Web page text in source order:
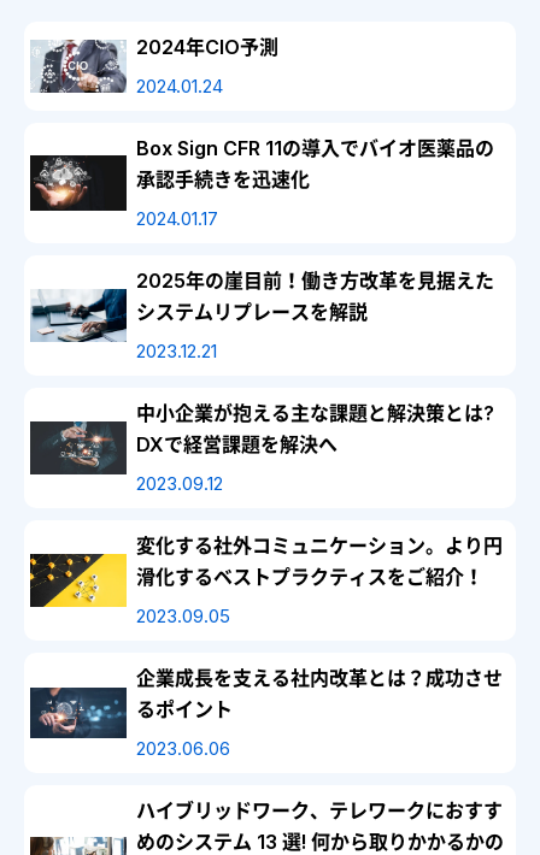
2024年CIO予測
2024.01.24
Box Sign CFR 11の導入でバイオ医薬品の
承認手続きを迅速化
2024.01.17
2025年の崖目前！働き方改革を見据えた
システムリプレースを解説
2023.12.21
中小企業が抱える主な課題と解決策とは?
DXで経営課題を解決へ
2023.09.12
変化する社外コミュニケーション。より円
滑化するベストプラクティスをご紹介！
2023.09.05
企業成長を支える社内改革とは？成功させ
るポイント
2023.06.06
ハイブリッドワーク、テレワークにおすす
めのシステム 13 選! 何から取りかかるかの